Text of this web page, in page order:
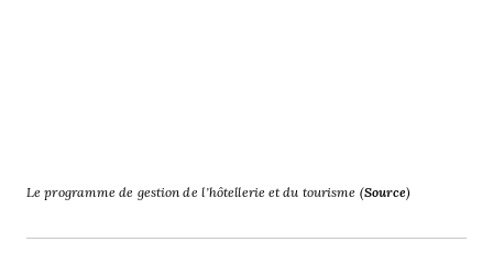
Le programme de gestion de l’hôtellerie et du tourisme (Source)